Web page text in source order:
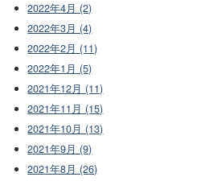
2022年4月 (2)
2022年3月 (4)
2022年2月 (11)
2022年1月 (5)
2021年12月 (11)
2021年11月 (15)
2021年10月 (13)
2021年9月 (9)
2021年8月 (26)